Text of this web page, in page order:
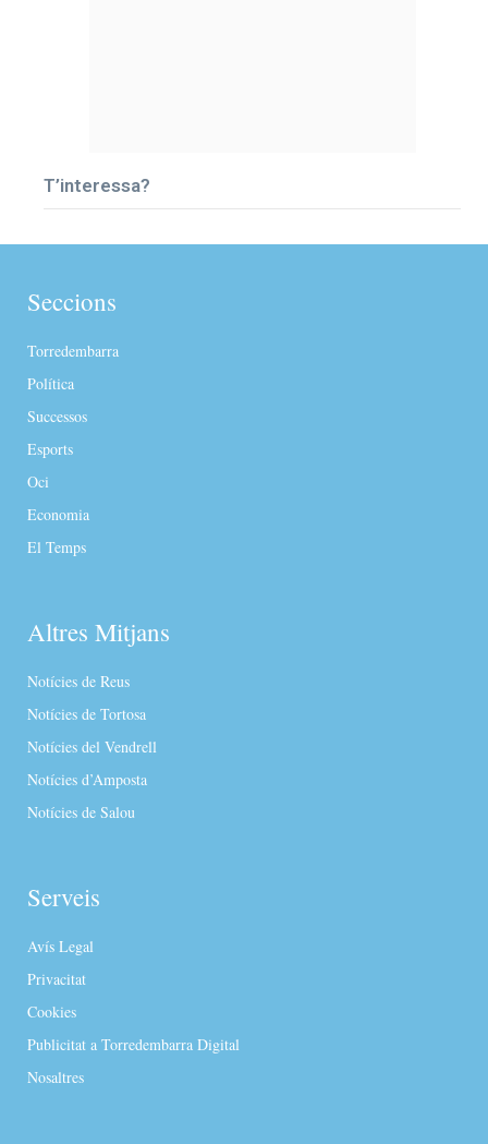
T’interessa?
Seccions
Torredembarra
Política
Successos
Esports
Oci
Economia
El Temps
Altres Mitjans
Notícies de Reus
Notícies de Tortosa
Notícies del Vendrell
Notícies d’Amposta
Notícies de Salou
Serveis
Avís Legal
Privacitat
Cookies
Publicitat a Torredembarra Digital
Nosaltres